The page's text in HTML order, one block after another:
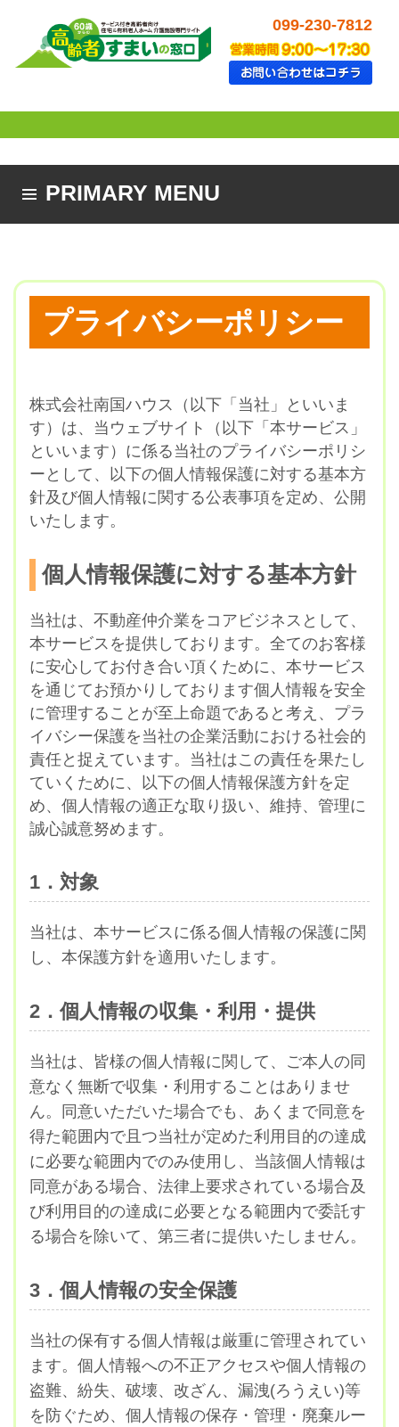
099-230-7812
PRIMARY MENU
プライバシーポリシー
株式会社南国ハウス（以下「当社」といいま
す）は、当ウェブサイト（以下「本サービス」
といいます）に係る当社のプライバシーポリシ
ーとして、以下の個人情報保護に対する基本方
針及び個人情報に関する公表事項を定め、公開
いたします。
個人情報保護に対する基本方針
当社は、不動産仲介業をコアビジネスとして、
本サービスを提供しております。全てのお客様
に安心してお付き合い頂くために、本サービス
を通じてお預かりしております個人情報を安全
に管理することが至上命題であると考え、プラ
イバシー保護を当社の企業活動における社会的
責任と捉えています。当社はこの責任を果たし
ていくために、以下の個人情報保護方針を定
め、個人情報の適正な取り扱い、維持、管理に
誠心誠意努めます。
1．対象
当社は、本サービスに係る個人情報の保護に関
し、本保護方針を適用いたします。
2．個人情報の収集・利用・提供
当社は、皆様の個人情報に関して、ご本人の同
意なく無断で収集・利用することはありませ
ん。同意いただいた場合でも、あくまで同意を
得た範囲内で且つ当社が定めた利用目的の達成
に必要な範囲内でのみ使用し、当該個人情報は
同意がある場合、法律上要求されている場合及
び利用目的の達成に必要となる範囲内で委託す
る場合を除いて、第三者に提供いたしません。
3．個人情報の安全保護
当社の保有する個人情報は厳重に管理されてい
ます。個人情報への不正アクセスや個人情報の
盗難、紛失、破壊、改ざん、漏洩(ろうえい)等
を防ぐため、個人情報の保存・管理・廃棄ルー